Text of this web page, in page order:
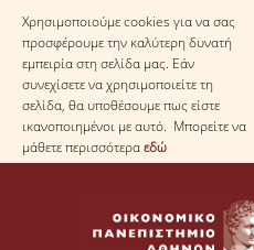
Χρησιμοποιούμε cookies για να σας
προσφέρουμε την καλύτερη δυνατή
εμπειρία στη σελίδα μας. Εάν
συνεχίσετε να χρησιμοποιείτε τη
σελίδα, θα υποθέσουμε πως είστε
ικανοποιημένοι με αυτό. Μπορείτε να
μάθετε περισσότεραεδώ